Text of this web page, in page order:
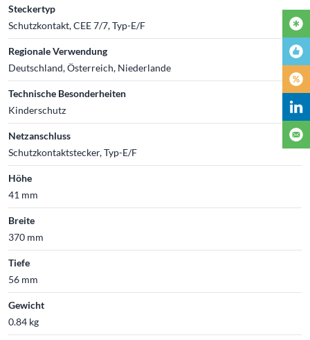
Steckertyp
Schutzkontakt, CEE 7/7, Typ-E/F
Regionale Verwendung
Deutschland, Österreich, Niederlande
Technische Besonderheiten
Kinderschutz
Netzanschluss
Schutzkontaktstecker, Typ-E/F
Höhe
41 mm
Breite
370 mm
Tiefe
56 mm
Gewicht
0.84 kg